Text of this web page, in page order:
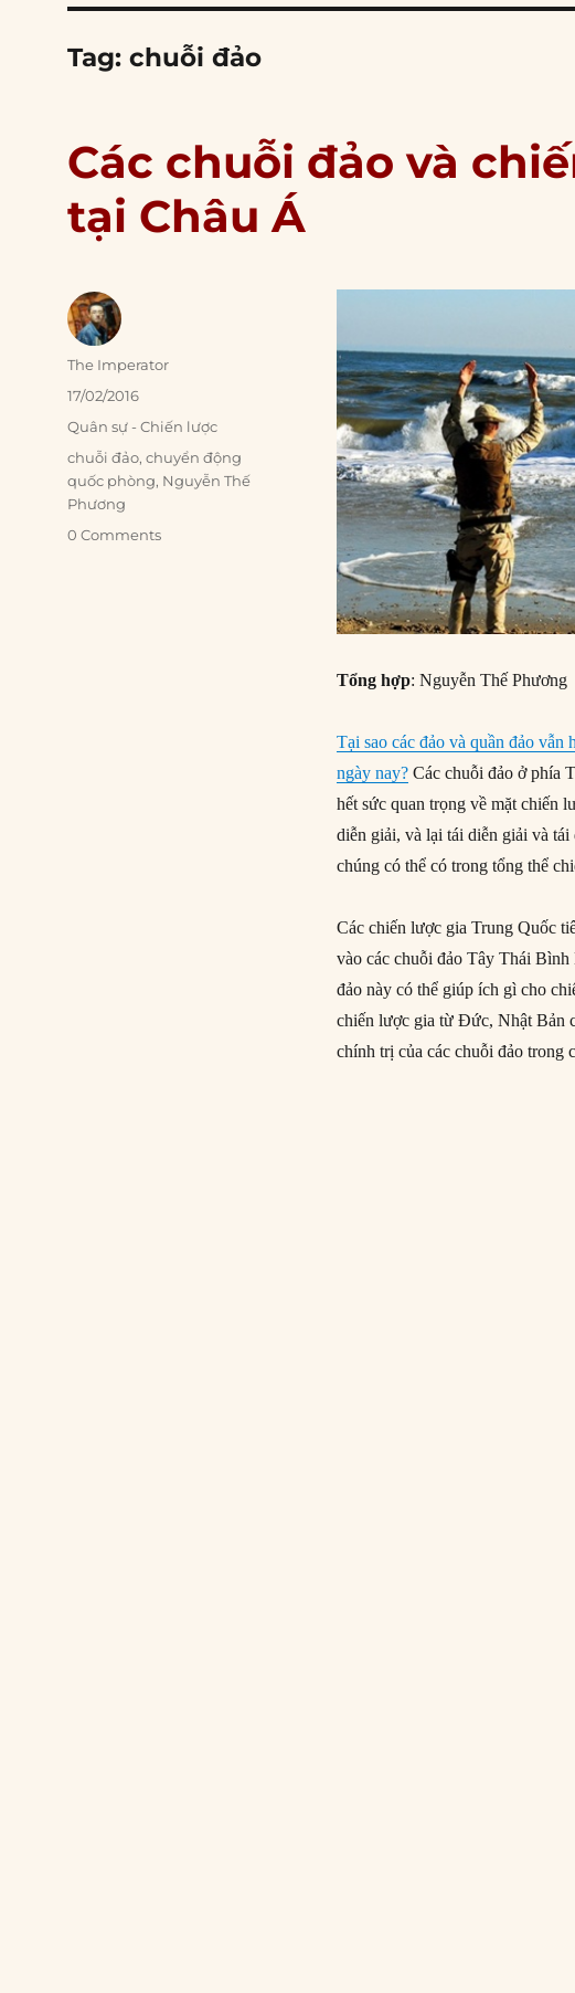
Tag:chuỗi đảo
Các chuỗi đảo và
tại Châu Á
Tổng hợp: Nguyễn Thế Phương
Tại sao các đảo và quần đảo
ngày nay? Các chuỗi đảo ở phía
hết sức quan trọng về mặt chiến
diễn giải, và lại tái diễn giải và
chúng có thể có trong tổng thể
Các chiến lược gia Trung Quốc
vào các chuỗi đảo Tây Thái
đảo này có thể giúp ích gì cho
chiến lược gia từ Đức, Nhật Bản
chính trị của các chuỗi đảo
Author
The Imperator
Posted
17/02/2016
Categories
Quân sự - Chiến lược
Tags
chuỗi đảo,chuyển động
quốc phòng, Nguyễn Thế
Phương
0 Comments